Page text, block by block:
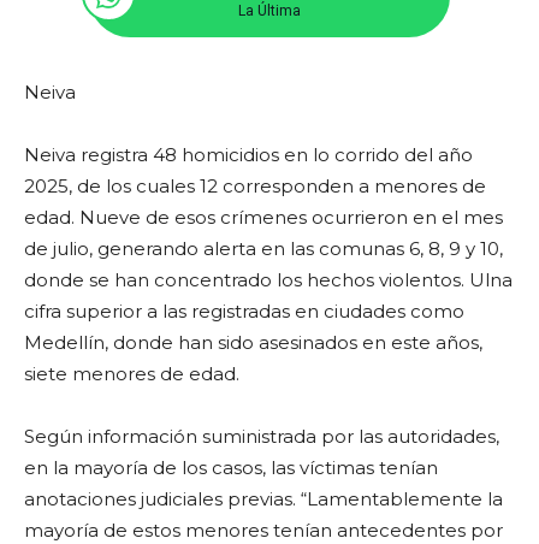
La Última
Neiva
Neiva registra 48 homicidios en lo corrido del año
2025, de los cuales 12 corresponden a menores de
edad. Nueve de esos crímenes ocurrieron en el mes
de julio, generando alerta en las comunas 6, 8, 9 y 10,
donde se han concentrado los hechos violentos. Ulna
cifra superior a las registradas en ciudades como
Medellín, donde han sido asesinados en este años,
siete menores de edad.
Según información suministrada por las autoridades,
en la mayoría de los casos, las víctimas tenían
anotaciones judiciales previas. “Lamentablemente la
mayoría de estos menores tenían antecedentes por